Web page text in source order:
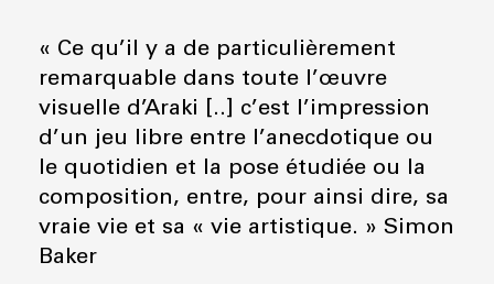
« Ce qu’il y a de particulièrement
remarquable dans toute l’œuvre
visuelle d’Araki [..] c’est l’impression
d’un jeu libre entre l’anecdotique ou
le quotidien et la pose étudiée ou la
composition, entre, pour ainsi dire, sa
vraie vie et sa « vie artistique. » Simon
Baker